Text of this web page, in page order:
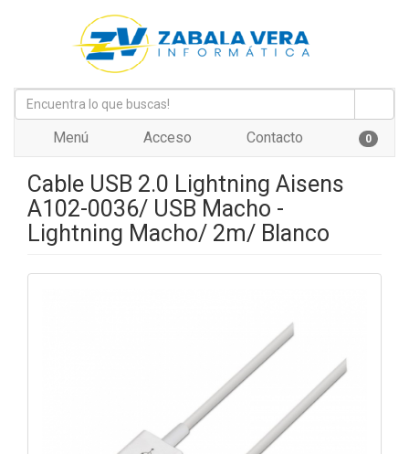
Menú Acceso Contacto 0
Cable USB 2.0 Lightning Aisens
A102-0036/ USB Macho -
Lightning Macho/ 2m/ Blanco